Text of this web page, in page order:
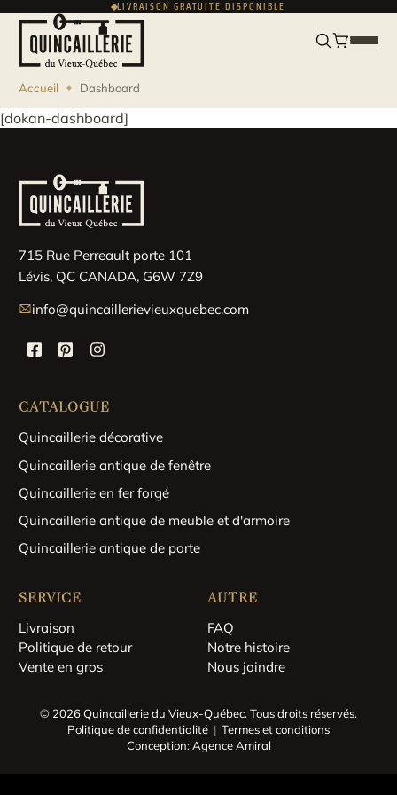
LIVRAISON GRATUITE DISPONIBLE
ENGLISHUSD
Accueil Dashboard
[dokan-dashboard]
715 Rue Perreault porte 101
Lévis, QC CANADA, G6W 7Z9
info@quincaillerievieuxquebec.com
CATALOGUE
Quincaillerie décorative
Quincaillerie antique de fenêtre
Quincaillerie en fer forgé
Quincaillerie antique de meuble et d'armoire
Quincaillerie antique de porte
SERVICE
Livraison
Politique de retour
Vente en gros
AUTRE
FAQ
Notre histoire
Nous joindre
© 2026 Quincaillerie du Vieux-Québec. Tous droits réservés.
Politique de confidentialité
Termes et conditions
Conception: Agence Amiral